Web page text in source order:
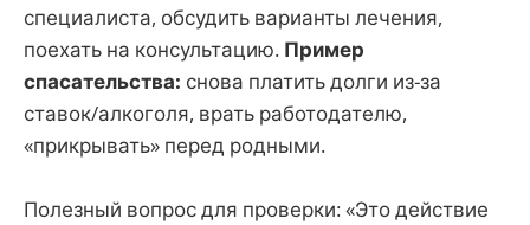
специалиста, обсудить варианты лечения,
поехать на консультацию. Пример
спасательства: снова платить долги из-за
ставок/алкоголя, врать работодателю,
«прикрывать» перед родными.
Полезный вопрос для проверки: «Это действие